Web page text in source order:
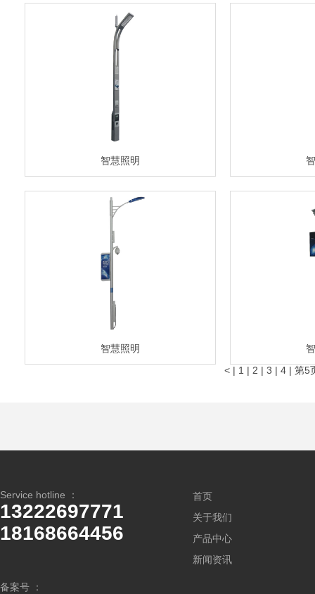
智慧照明
智慧照明
< | 1 | 2 | 3 | 4 | 第5
Service hotline ：
13222697771
18168664456
备案号 ：
首页
关于我们
产品中心
新闻资讯